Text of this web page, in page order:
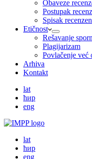
Obaveze
Postupak
Spisak
Etičnost
Rešavanje
Plagijarizam
Povlačenje već
Arhiva
Kontakt
lat
ћир
eng
lat
ћир
eng